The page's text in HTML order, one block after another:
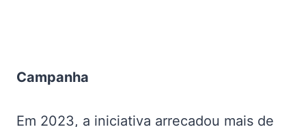
Campanha
Em 2023, a iniciativa arrecadou mais de